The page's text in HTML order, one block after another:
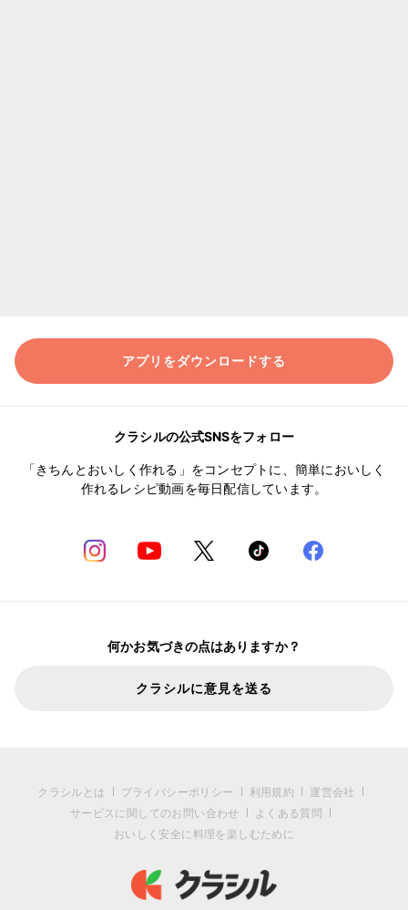
アプリをダウンロードする
クラシルの公式SNSをフォロー
「きちんとおいしく作れる」をコンセプトに、簡単においしく
作れるレシピ動画を毎日配信しています。
何かお気づきの点はありますか？
クラシルに意見を送る
クラシルとは プライバシーポリシー 利用規約
運営会社
サービスに関してのお問い合わせ
よくある質問
おいしく安全に料理を楽しむために